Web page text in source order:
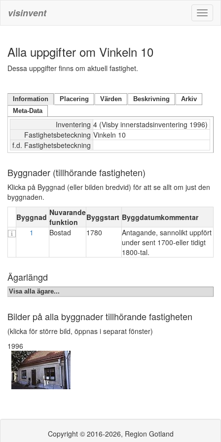
visinvent
Alla uppgifter om Vinkeln 10
Dessa uppgifter finns om aktuell fastighet.
Information Placering Värden Beskrivning
Arkiv
Meta-Data
Inventering 4 (Visby innerstadsinventering 1996)
Fastighetsbeteckning Vinkeln 10
f.d. Fastighetsbeteckning
Byggnader (tillhörande fastigheten)
Klicka på Byggnad (eller bilden bredvid) för att se allt om just den
byggnaden.
Byggnad Nuvarande
funktion
Byggstart Byggdatumkommentar
1
Bostad 1780
Antagande, sannolikt uppfört
under sent 1700-eller tidigt
1800-tal.
Ägarlängd
Visa alla ägare...
Bilder på alla byggnader tillhörande fastigheten
(klicka för större bild, öppnas i separat fönster)
1996
Copyright © 2016-2026, Region Gotland